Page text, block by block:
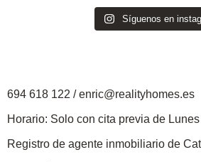
Síguenos en
694 618 122 /enric@realityhomes.es
Horario: Solo con cita previa de
Registro de agente inmobiliario de